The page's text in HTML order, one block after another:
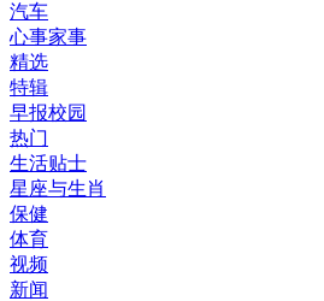
汽车
心事家事
精选
特辑
早报校园
热门
生活贴士
星座与生肖
保健
体育
视频
新闻